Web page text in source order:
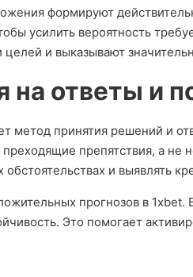
формируют
усилить вероятность
и выказывают
ответы и
метод принятия решений и
препятствия, а
и выявлять
прогнозов в 1xbet.
Это помогает